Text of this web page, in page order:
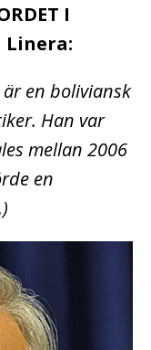
I
Linera:
en boliviansk
Han var
mellan 2006
en